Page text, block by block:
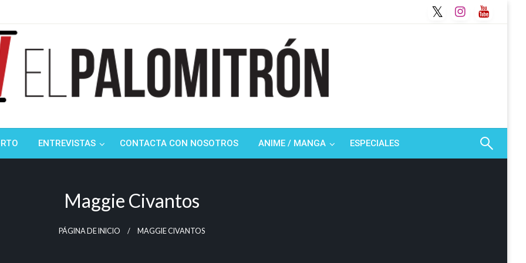
ENTREVISTAS CONTACTA CON NOSOTROS ANIME / MANGA ESPECIALES
Maggie Civantos
PÁGINA DE INICIO MAGGIE CIVANTOS